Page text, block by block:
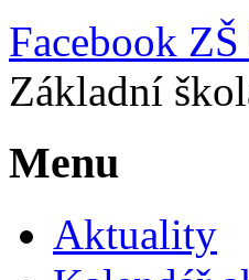
Facebook
Základní
Menu
Aktuality